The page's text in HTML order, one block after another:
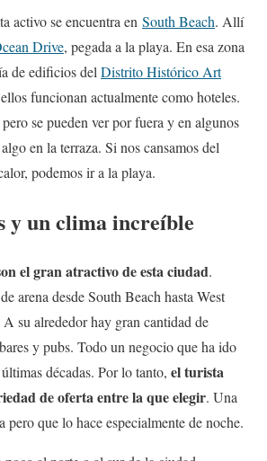
activo se encuentra en South Beach. Allí
Drive, pegada a la playa. En esa zona
de edificios del Distrito Histórico Art
funcionan actualmente como hoteles.
se pueden ver por fuera y en algunos
en la terraza. Si nos cansamos del
podemos ir a la playa.
y un clima increíble
el gran atractivo de esta ciudad.
arena desde South Beach hasta West
su alrededor hay gran cantidad de
y pubs. Todo un negocio que ha ido
décadas. Por lo tanto, el turista
de oferta entre la que elegir. Una
pero que lo hace especialmente de noche.